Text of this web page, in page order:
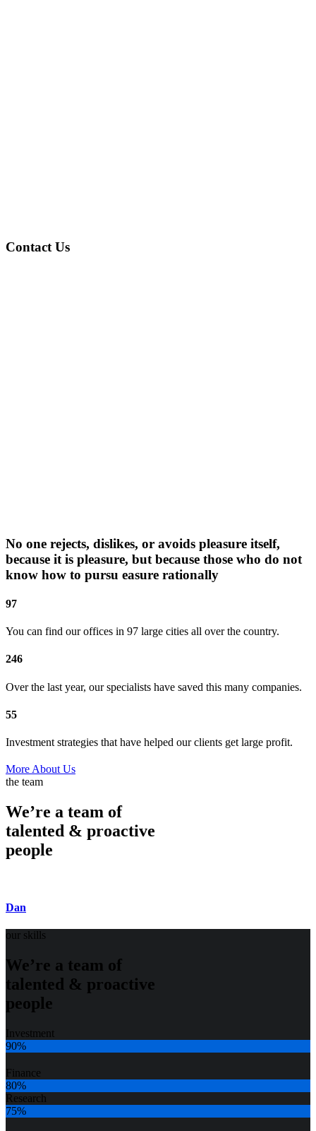
Contact Us
No one rejects, dislikes, or avoids pleasure itself,
because it is pleasure, but because those who do not
know how to pursu easure rationally
97
You can find our offices in 97 large cities all over the country.
246
Over the last year, our specialists have saved this many companies.
55
Investment strategies that have helped our clients get large profit.
More About Us
the team
We’re a team of
talented & proactive
people
Dan
our skills
We’re a team of
talented & proactive
people
Investment
90%
Finance
80%
Research
75%